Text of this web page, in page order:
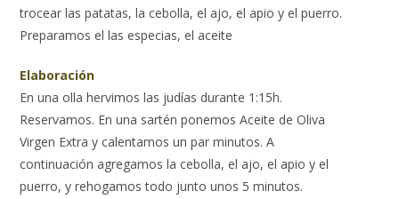
trocear las patatas, la cebolla, el ajo, el apio y el puerro.
Preparamos el las especias, el aceite
Elaboración
En una olla hervimos las judías durante 1:15h.
Reservamos. En una sartén ponemos Aceite de Oliva
Virgen Extra y calentamos un par minutos. A
continuación agregamos la cebolla, el ajo, el apio y el
puerro, y rehogamos todo junto unos 5 minutos.